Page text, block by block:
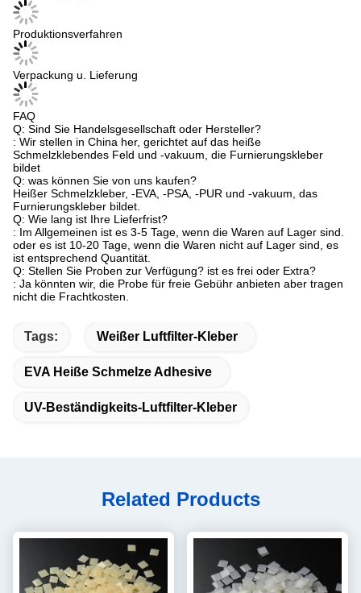
Produktionsverfahren
Verpackung u. Lieferung
FAQ
Q: Sind Sie Handelsgesellschaft oder Hersteller?
: Wir stellen in China her, gerichtet auf das heiße
Schmelzklebendes Feld und -vakuum, die Furnierungskleber
bildet
Q: was können Sie von uns kaufen?
Heißer Schmelzkleber, -EVA, -PSA, -PUR und -vakuum, das
Furnierungskleber bildet.
Q: Wie lang ist Ihre Lieferfrist?
: Im Allgemeinen ist es 3-5 Tage, wenn die Waren auf Lager sind.
oder es ist 10-20 Tage, wenn die Waren nicht auf Lager sind, es
ist entsprechend Quantität.
Q: Stellen Sie Proben zur Verfügung? ist es frei oder Extra?
: Ja könnten wir, die Probe für freie Gebühr anbieten aber tragen
nicht die Frachtkosten.
Tags: Weißer Luftfilter-Kleber
EVA Heiße Schmelze Adhesive
UV-Beständigkeits-Luftfilter-Kleber
Related Products